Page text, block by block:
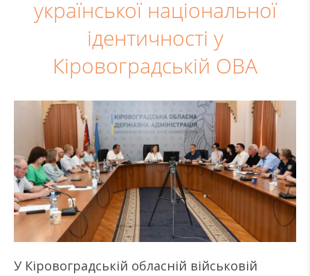
української національної
ідентичності у
Кіровоградській ОВА
У Кіровоградській обласній військовій